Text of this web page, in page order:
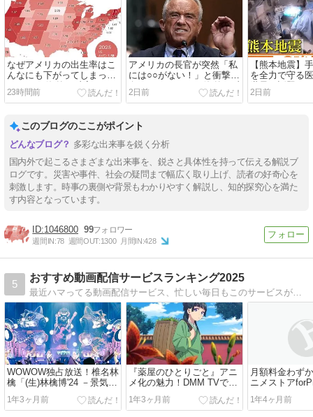
なぜアメリカの出生率はこ
んなにも下がってしまった
のか！？ 海外の反応。
23時間前
アメリカの長官が突然「私
には○○がない！」と衝撃告
白をしてしまうｗ 海外の反
応。
2日前
【熊本地震】
を全力で守る
世界で話題に
応。
2日前
このブログのここがポイント
多彩な出来事を鋭く分析
国内外で起こるさまざまな出来事を、鋭さと具体性を持って伝える解説ブ
ログです。災害や事件、社会の疑問まで幅広く取り上げ、読者の好奇心を
刺激します。時事の裏側や背景もわかりやすく解説し、知的探究心を満た
す内容となっています。
1046800 99
週間IN:78 週間OUT:1300 月間IN:428
5
おすすめ動画配信サービスランキング2025
最近ハマってる動画配信サービス、忙しい毎日もこのサービスがあればあっという間に時間が過ぎちゃう、おうち時間がもっと楽しくなること間違いなしだよ。
WOWOW独占放送！椎名林
檎「(生)林檎博'24 －景気の
回復－」の魅力とは？
1年3ヶ月前
『薬屋のひとりごと』アニ
メ化の魅力！DMM TVで楽
しむ毒と薬のミステリー
1年3ヶ月前
月額料金わず
ニメストア
与えるアニメ
1年4ヶ月前